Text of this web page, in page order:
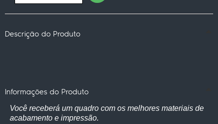
Descrição do Produto
Informações do Produto
Você receberá um quadro com os melhores materiais de
acabamento e impressão.